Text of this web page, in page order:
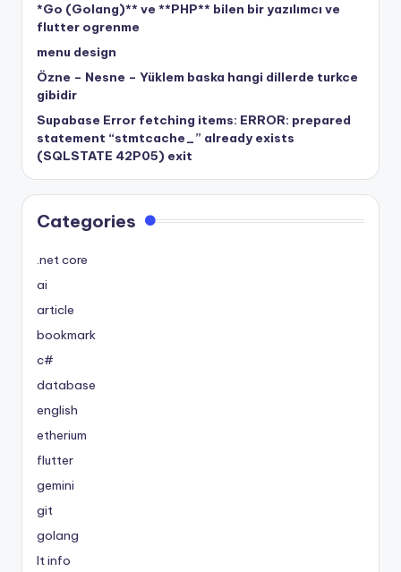
*Go (Golang)** ve **PHP** bilen bir yazılımcı ve
flutter ogrenme
menu design
Özne – Nesne – Yüklem baska hangi dillerde turkce
gibidir
Supabase Error fetching items: ERROR: prepared
statement “stmtcache_” already exists
(SQLSTATE 42P05) exit
Categories
.net core
ai
article
bookmark
c#
database
english
etherium
flutter
gemini
git
golang
It info